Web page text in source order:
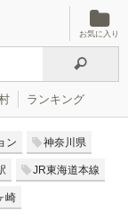
お気に入り
ランキング
ン 神奈川県
JR東海道本線
崎